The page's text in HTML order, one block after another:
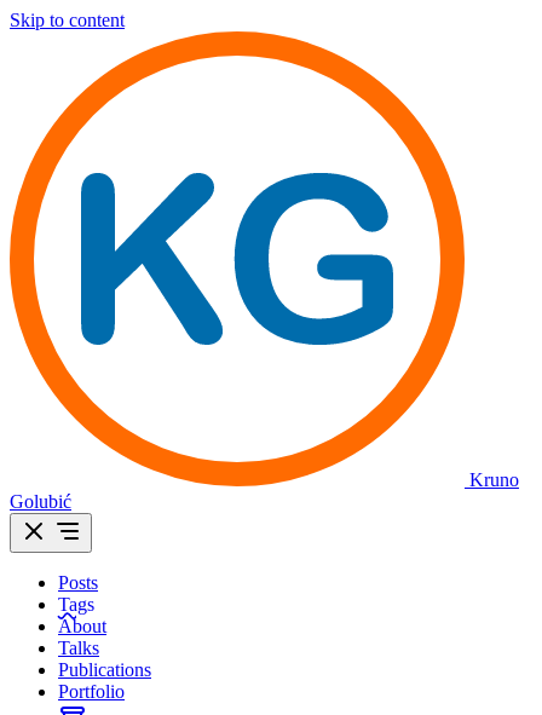
Skip to content
Kruno
Golubić
Posts
Tags
About
Talks
Publications
Portfolio